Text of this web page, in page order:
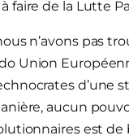
faire de la Lutte
n’avons pas
Union
d’une
aucun
est